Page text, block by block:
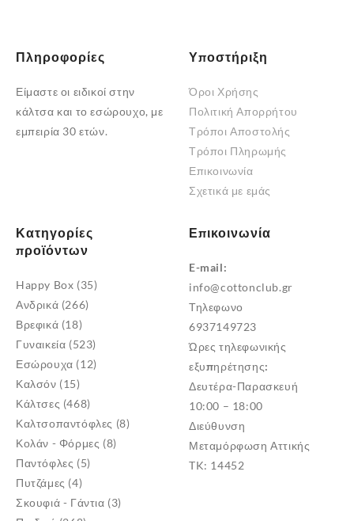
Πληροφορίες
Είμαστε οι ειδικοί στην
κάλτσα και το εσώρουχο, με
εμπειρία 30 ετών.
Υποστήριξη
Όροι Χρήσης
Πολιτική Απορρήτου
Τρόποι Αποστολής
Τρόποι Πληρωμής
Επικοινωνία
Σχετικά με εμάς
Κατηγορίες
προϊόντων
Happy Box (35)
Ανδρικά (266)
Βρεφικά (18)
Γυναικεία (523)
Εσώρουχα (12)
Καλσόν (15)
Κάλτσες (468)
Καλτσοπαντόφλες (8)
Κολάν - Φόρμες (8)
Παντόφλες (5)
Πυτζάμες (4)
Σκουφιά - Γάντια (3)
Επικοινωνία
E-mail:
info@cottonclub.gr
Τηλεφωνο
6937149723
Ώρες τηλεφωνικής
εξυπηρέτησης:
Δευτέρα-Παρασκευή
10:00 – 18:00
Διεύθυνση
Μεταμόρφωση Αττικής
TK: 14452